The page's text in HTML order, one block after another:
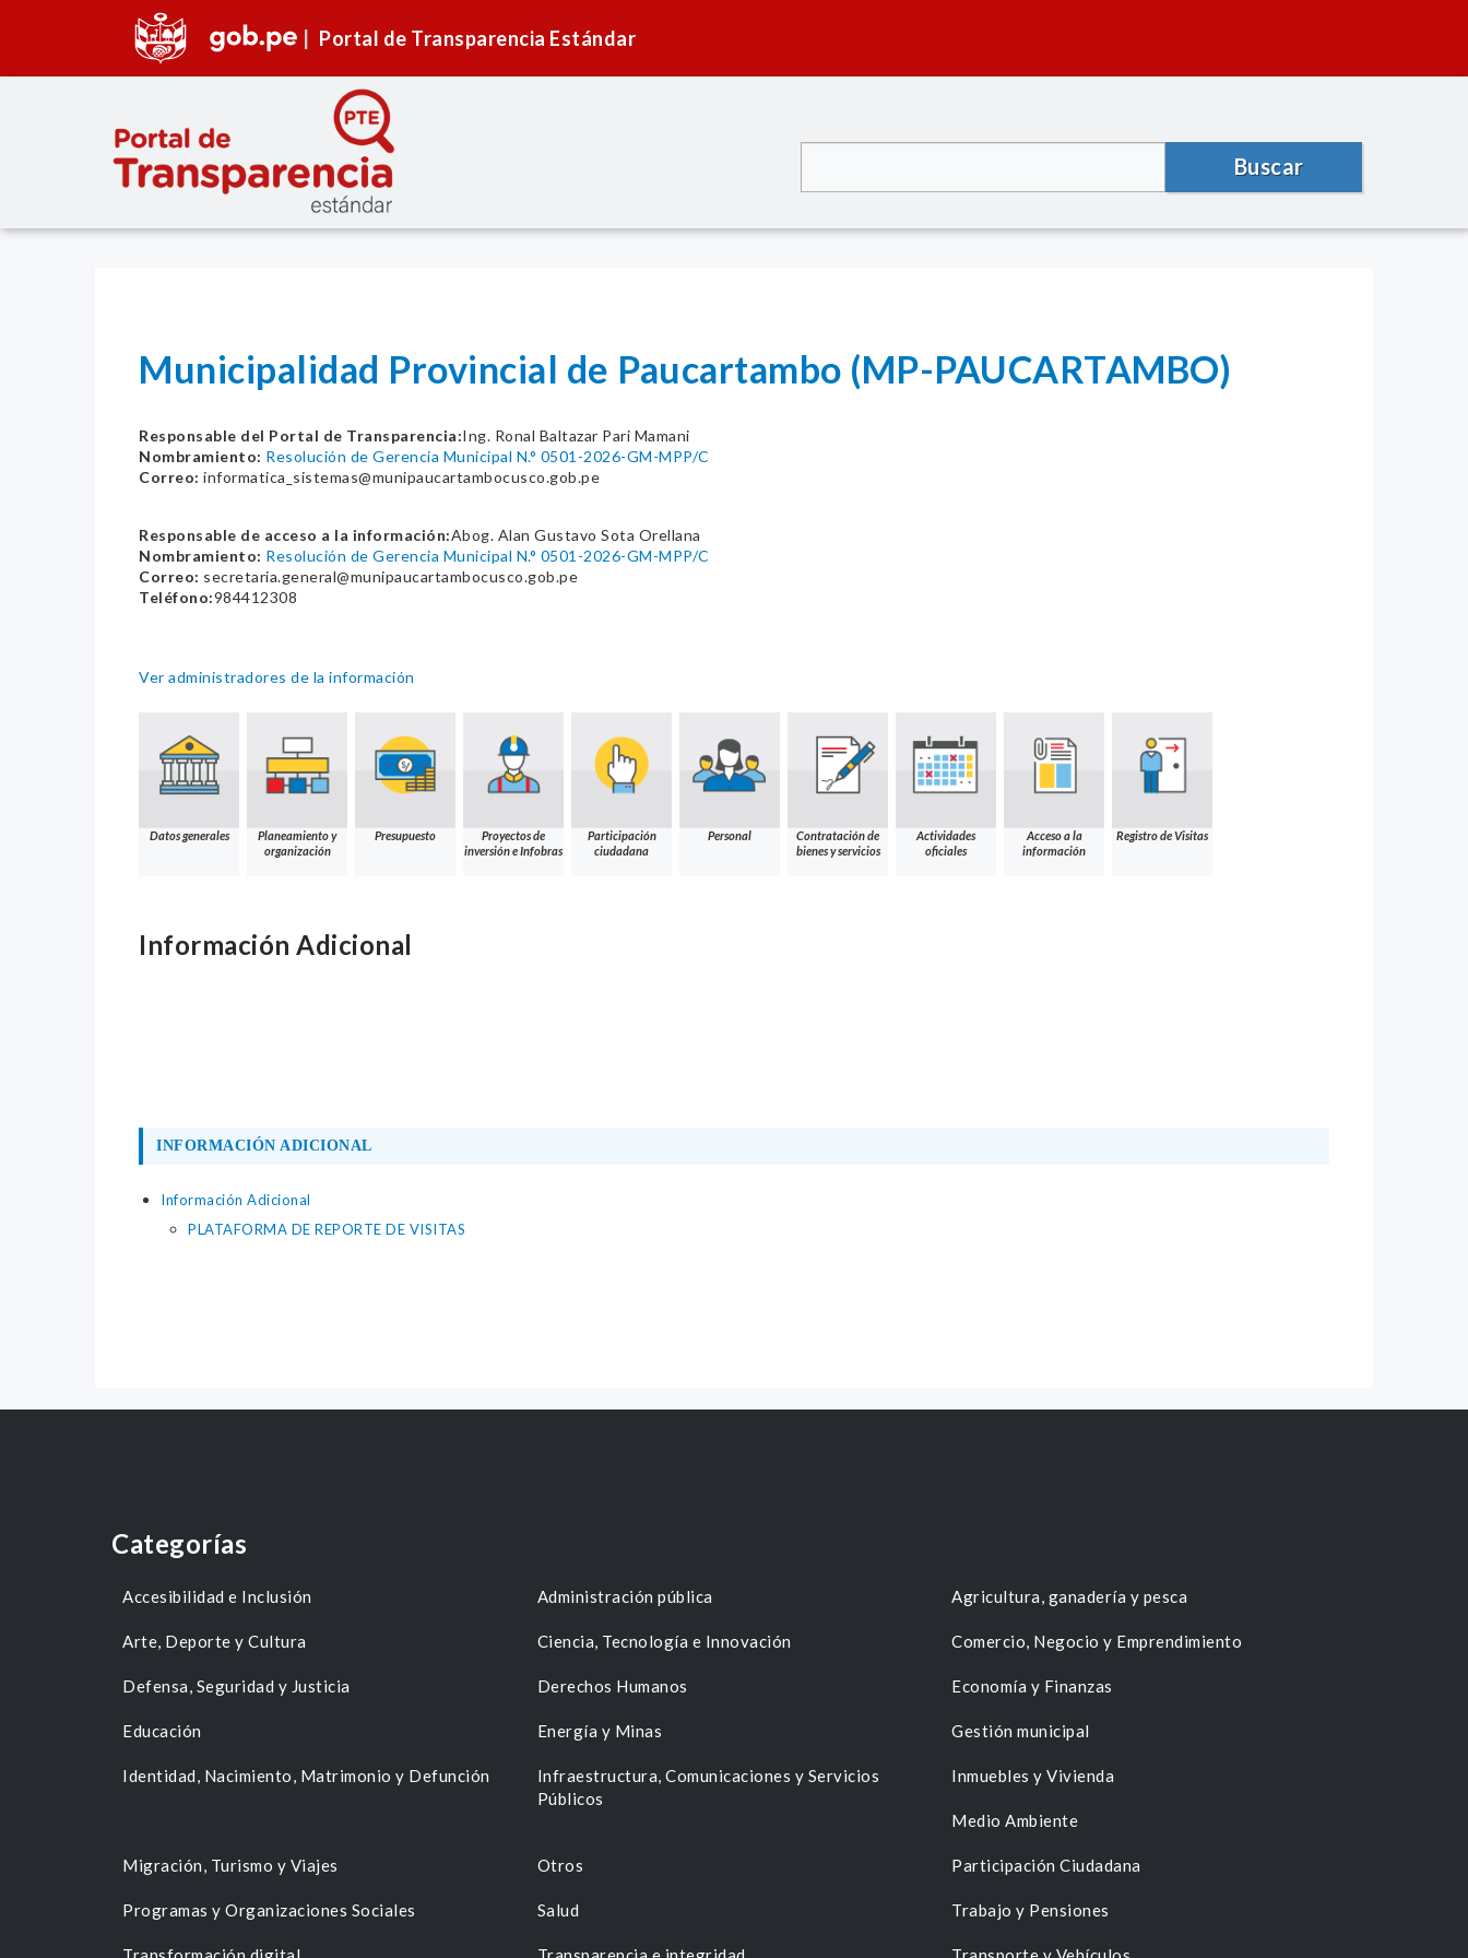
Portal de Transparencia Estándar
Buscar
Municipalidad Provincial de Paucartambo (MP-PAUCARTAMBO)
Responsable del Portal de Transparencia:Ing. Ronal Baltazar Pari Mamani
Nombramiento: Resolución de Gerencia Municipal N.° 0501-2026-GM-MPP/C
Correo: informatica_sistemas@munipaucartambocusco.gob.pe
Responsable de acceso a la información:Abog. Alan Gustavo Sota Orellana
Nombramiento: Resolución de Gerencia Municipal N.° 0501-2026-GM-MPP/C
Correo: secretaria.general@munipaucartambocusco.gob.pe
Teléfono:984412308
Ver administradores de la información
Datos generales
Planeamiento y
organización
Presupuesto
Proyectos de
inversión e Infobras
Participación
ciudadana
Personal
Contratación de
bienes y servicios
Actividades
oficiales
Acceso a la
información
Registro de Visitas
Información Adicional
INFORMACIÓN ADICIONAL
Información Adicional
PLATAFORMA DE REPORTE DE VISITAS
Categorías
Accesibilidad e Inclusión Administración pública Agricultura, ganadería y pesca
Arte, Deporte y Cultura Ciencia, Tecnología e Innovación Comercio, Negocio y Emprendimiento
Defensa, Seguridad y Justicia Derechos Humanos Economía y Finanzas
Educación Energía y Minas Gestión municipal
Identidad, Nacimiento, Matrimonio y Defunción
Infraestructura, Comunicaciones y Servicios
Públicos
Inmuebles y Vivienda
Medio Ambiente
Migración, Turismo y Viajes Otros Participación Ciudadana
Programas y Organizaciones Sociales Salud Trabajo y Pensiones